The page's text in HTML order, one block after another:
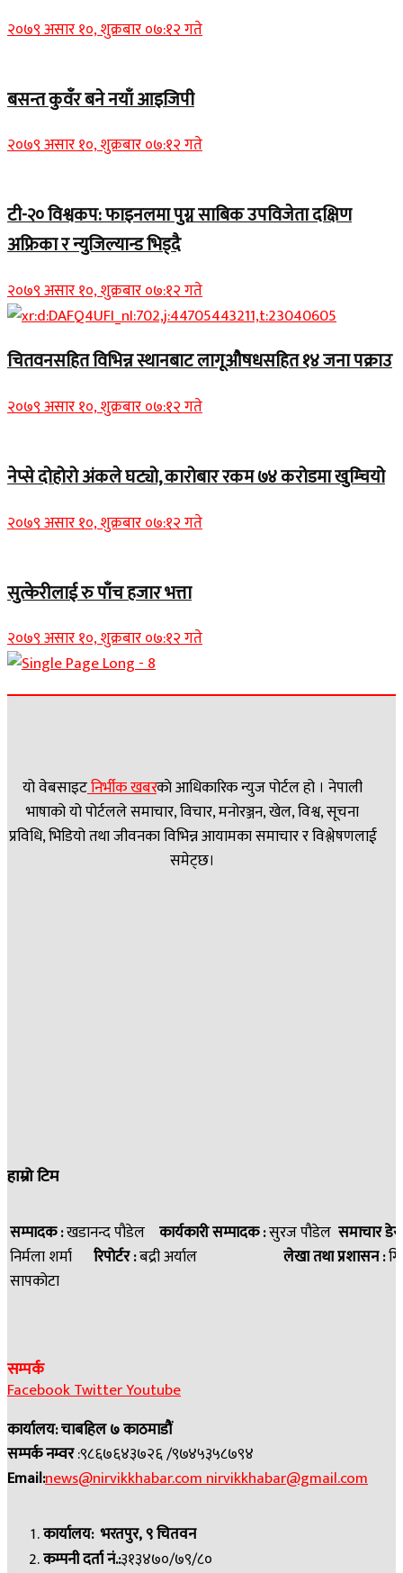
२०७९ असार १०, शुक्रबार ०७:१२ गते
बसन्त कुवँर बने नयाँ आइजिपी
२०७९ असार १०, शुक्रबार ०७:१२ गते
टी-२० विश्वकप: फाइनलमा पुग्न साबिक उपविजेता दक्षिण
अफ्रिका र न्युजिल्यान्ड भिड्दै
२०७९ असार १०, शुक्रबार ०७:१२ गते
चितवनसहित विभिन्न स्थानबाट लागूऔषधसहित १४ जना पक्राउ
२०७९ असार १०, शुक्रबार ०७:१२ गते
नेप्से दोहोरो अंकले घट्यो, कारोबार रकम ७४ करोडमा खुम्चियो
२०७९ असार १०, शुक्रबार ०७:१२ गते
सुत्केरीलाई रु पाँच हजार भत्ता
२०७९ असार १०, शुक्रबार ०७:१२ गते
यो वेबसाइटनिर्भीक खबरकाे आधिकारिक न्युज पोर्टल हो । नेपाली
भाषाको यो पोर्टलले समाचार, विचार, मनोरञ्जन, खेल, विश्व, सूचना
प्रविधि, भिडियो तथा जीवनका विभिन्न आयामका समाचार र विश्लेषणलाई
समेट्छ।
हाम्रो टिम
सम्पादक :खडानन्द पौडेल कार्यकारी सम्पादक :सुरज पौडेल समाचार
निर्मला शर्मा रिपोर्टर :बद्री अर्याल लेखा तथा प्रशासन :
सापकोटा
सम्पर्क
FacebookTwitterYoutube
कार्यालय: चाबहिल ७ काठमाडौं
सम्पर्क नम्वर:९८६७६४३७२६ /९७४५३५८७९४
Email:news@nirvikkhabar.comnirvikkhabar@gmail.com
कार्यालय: भरतपुर, ९ चितवन
कम्पनी दर्ता नं.:३१३४७०/७९/८०